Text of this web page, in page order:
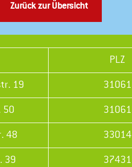
Zurück zur Übersicht
PLZ
19 31061
50 31061
48 33014
39 37431